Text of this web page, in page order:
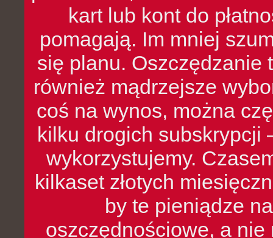
kart lub kont do
pomagają. Im mniej
się planu. Oszczędzanie
również mądrzejsze
coś na wynos, można
kilku drogich subskrypcji
wykorzystujemy.
kilkaset złotych
by te pieniądze
oszczędnościowe, a nie